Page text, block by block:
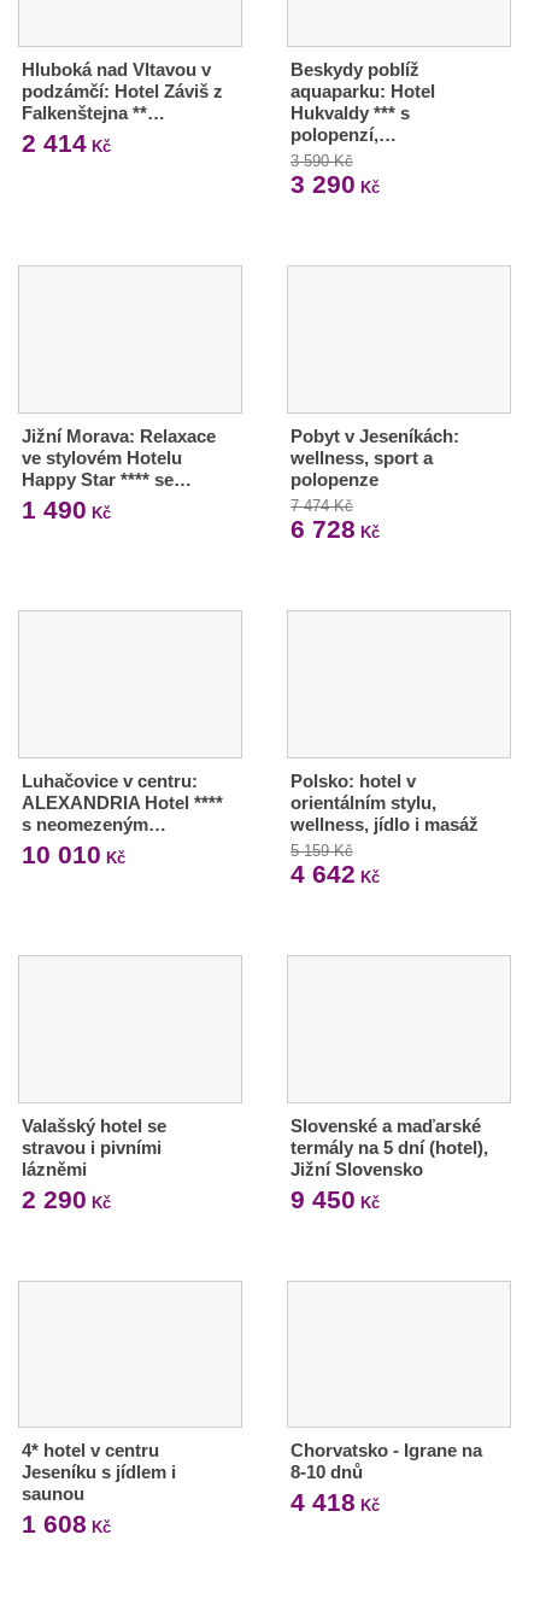
Hluboká nad Vltavou v
podzámčí: Hotel Záviš z
Falkenštejna **…
2 414 Kč
Beskydy poblíž
aquaparku: Hotel
Hukvaldy *** s
polopenzí,…
3 590 Kč
3 290 Kč
Jižní Morava: Relaxace
ve stylovém Hotelu
Happy Star **** se…
1 490 Kč
Pobyt v Jeseníkách:
wellness, sport a
polopenze
7 474 Kč
6 728 Kč
Luhačovice v centru:
ALEXANDRIA Hotel ****
s neomezeným…
10 010 Kč
Polsko: hotel v
orientálním stylu,
wellness, jídlo i masáž
5 159 Kč
4 642 Kč
Valašský hotel se
stravou i pivními
lázněmi
2 290 Kč
Slovenské a maďarské
termály na 5 dní (hotel),
Jižní Slovensko
9 450 Kč
4* hotel v centru
Jeseníku s jídlem i
saunou
1 608 Kč
Chorvatsko - Igrane na
8-10 dnů
4 418 Kč